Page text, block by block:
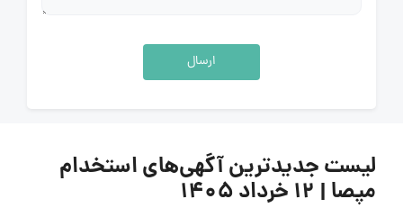
ارسال
لیست جدیدترین آگهی‌های استخدام
مپصا | ۱۲ خرداد ۱۴۰۵